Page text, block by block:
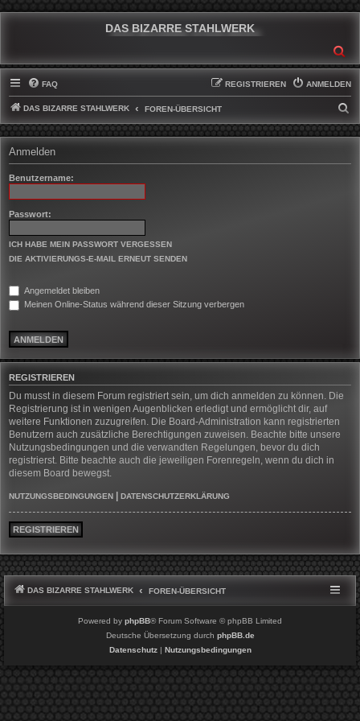
DAS BIZARRE STAHLWERK
FAQ ANMELDEN
REGISTRIEREN
DAS BIZARRE STAHLWERK FOREN-ÜBERSICHT
U
H
Anmelden
Benutzername:
Passwort:
ICH HABE MEIN PASSWORT VERGESSEN
DIE AKTIVIERUNGS-E-MAIL ERNEUT SENDEN
Angemeldet bleiben
Meinen Online-Status während dieser Sitzung verbergen
REGISTRIEREN
Du musst in diesem Forum registriert sein, um dich anmelden zu können. Die
Registrierung ist in wenigen Augenblicken erledigt und ermöglicht dir, auf
weitere Funktionen zuzugreifen. Die Board-Administration kann registrierten
Benutzern auch zusätzliche Berechtigungen zuweisen. Beachte bitte unsere
Nutzungsbedingungen und die verwandten Regelungen, bevor du dich
registrierst. Bitte beachte auch die jeweiligen Forenregeln, wenn du dich in
diesem Board bewegst.
NUTZUNGSBEDINGUNGEN DATENSCHUTZERKLÄRUNG
REGISTRIEREN
DAS BIZARRE STAHLWERK FOREN-ÜBERSICHT
Powered by phpBB® Forum Software © phpBB Limited
Deutsche Übersetzung durch phpBB.de
Datenschutz| Nutzungsbedingungen